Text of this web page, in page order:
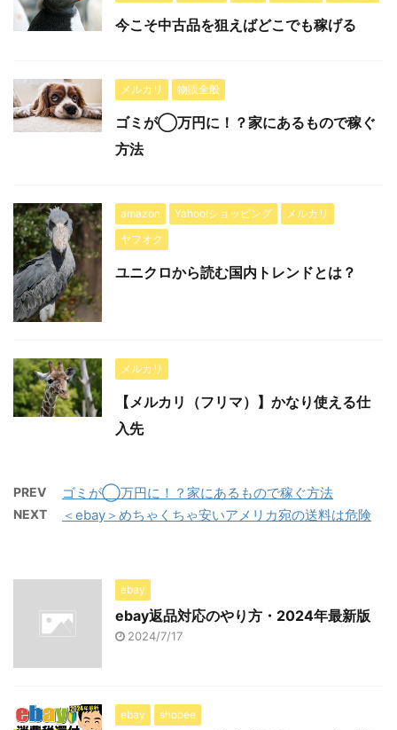
今こそ中古品を狙えばどこでも稼げる
メルカリ 物販全般
ゴミが◯万円に！？家にあるもので稼ぐ
方法
amazon Yahoo!ショッピング
メルカリ
ヤフオク
ユニクロから読む国内トレンドとは？
メルカリ
【メルカリ（フリマ）】かなり使える仕
入先
PREV ゴミが◯万円に！？家にあるもので稼ぐ方法
NEXT ＜ebay＞めちゃくちゃ安いアメリカ宛の送料は危険
ebay
ebay返品対応のやり方・2024年最新版
2024/7/17
ebay shopee